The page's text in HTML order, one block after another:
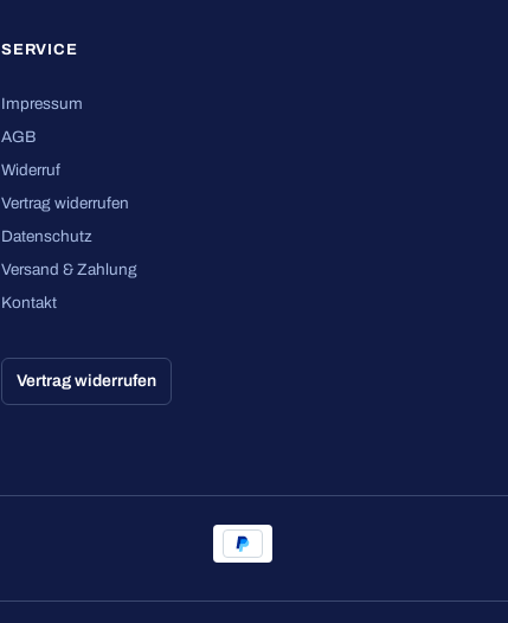
SERVICE
Impressum
AGB
Widerruf
Vertrag widerrufen
Datenschutz
Versand & Zahlung
Kontakt
Vertrag widerrufen